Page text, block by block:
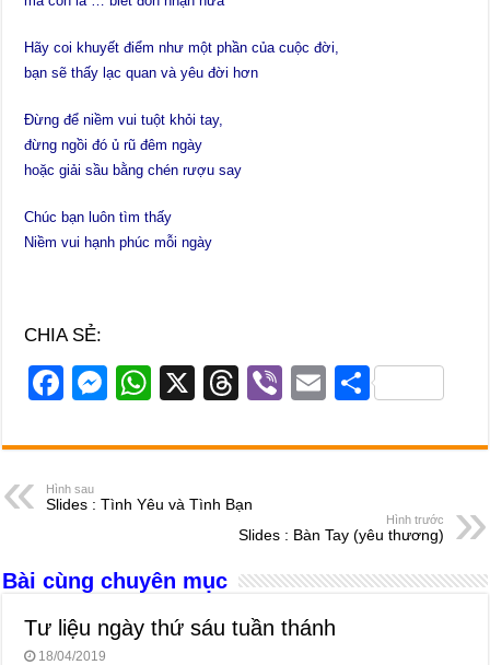
Hãy coi khuyết điểm như một phần của cuộc đời,
bạn sẽ thấy lạc quan và yêu đời hơn
Đừng để niềm vui tuột khỏi tay,
đừng ngồi đó ủ rũ đêm ngày
hoặc giải sầu bằng chén rượu say
Chúc bạn luôn tìm thấy
Niềm vui hạnh phúc mỗi ngày
CHIA SẺ:
F
c
e
b
o
k
M
ss
n
er
W
at
A
p
X
T
e
d
Vi
er
E
ail
S
ar
Hình sau
Slides : Tình Yêu và Tình Bạn
Hình trước
Slides : Bàn Tay (yêu thương)
Bài cùng chuyên mục
Tư liệu ngày thứ sáu tuần thánh
18/04/2019